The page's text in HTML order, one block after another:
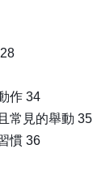
作 34
常見的舉動 35
慣 36